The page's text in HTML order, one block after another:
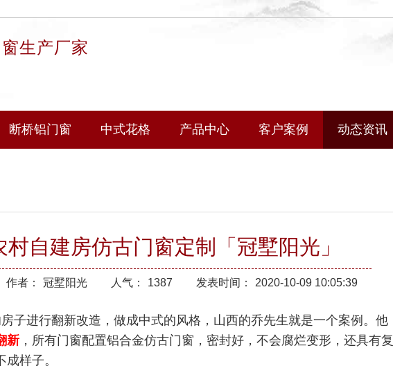
生产厂家
断桥铝门窗 中式花格 产品中心 客户案例 动态资讯
自建房仿古门窗定制「冠墅阳光」
作者： 冠墅阳光 人气： 1387 发表时间： 2020-10-09 10:05:39
子进行翻新改造，做成中式的风格，山西的乔先生就是一个案例。他
新 ，所有门窗配置铝合金仿古门窗，密封好，不会腐烂变形，还具有复
样子。